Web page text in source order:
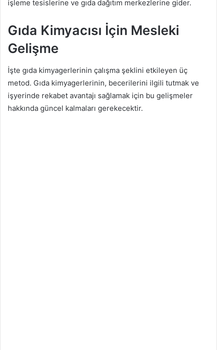
işleme tesislerine ve gıda dağıtım merkezlerine gider.
Gıda Kimyacısı İçin Mesleki
Gelişme
İşte gıda kimyagerlerinin çalışma şeklini etkileyen üç
metod. Gıda kimyagerlerinin, becerilerini ilgili tutmak ve
işyerinde rekabet avantajı sağlamak için bu gelişmeler
hakkında güncel kalmaları gerekecektir.